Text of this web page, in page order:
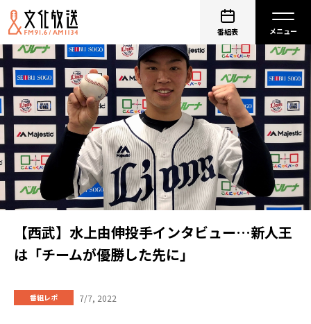
番組表
【西武】水上由伸投手インタビュー…新人王
は「チームが優勝した先に」
番組レポ 7/7, 2022